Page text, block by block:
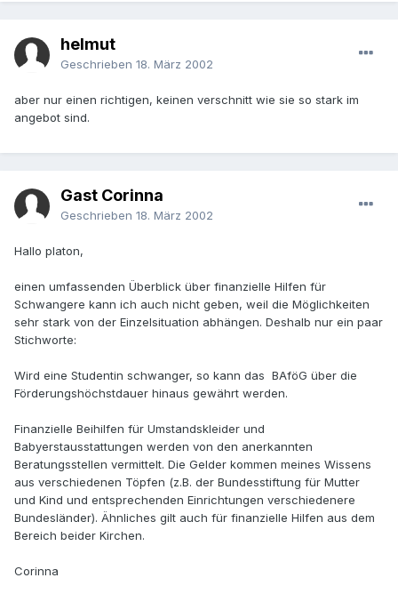
helmut
Geschrieben 18. März 2002
aber nur einen richtigen, keinen verschnitt wie sie so stark im
angebot sind.
Gast Corinna
Geschrieben 18. März 2002
Hallo platon,
einen umfassenden Überblick über finanzielle Hilfen für
Schwangere kann ich auch nicht geben, weil die Möglichkeiten
sehr stark von der Einzelsituation abhängen. Deshalb nur ein paar
Stichworte:
Wird eine Studentin schwanger, so kann das BAföG über die
Förderungshöchstdauer hinaus gewährt werden.
Finanzielle Beihilfen für Umstandskleider und
Babyerstausstattungen werden von den anerkannten
Beratungsstellen vermittelt. Die Gelder kommen meines Wissens
aus verschiedenen Töpfen (z.B. der Bundesstiftung für Mutter
und Kind und entsprechenden Einrichtungen verschiedenere
Bundesländer). Ähnliches gilt auch für finanzielle Hilfen aus dem
Bereich beider Kirchen.
Corinna